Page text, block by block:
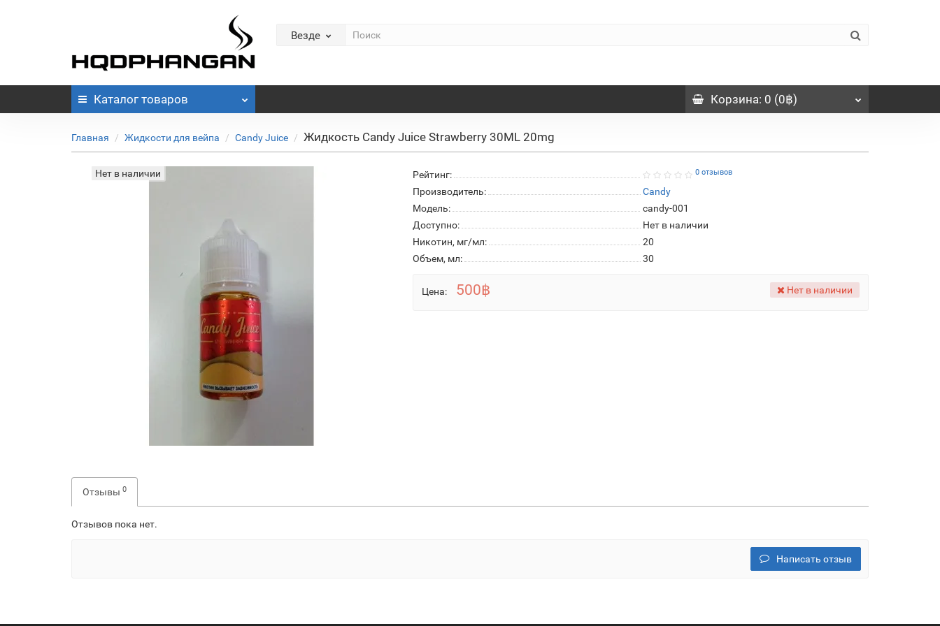
Везде
Каталог товаров Корзина: 0 (0฿)
Главная Жидкости для вейпа Candy Juice Жидкость Candy Juice Strawberry 30ML 20mg
Нет в наличии Рейтинг: 0 отзывов
Производитель:
Candy
Модель:
candy-001
Доступно:
Нет в наличии
Никотин, мг/мл:
20
Объем, мл:
30
Цена: 500฿ Нет в наличии
Отзывы 0
Отзывов пока нет.
Написать отзыв